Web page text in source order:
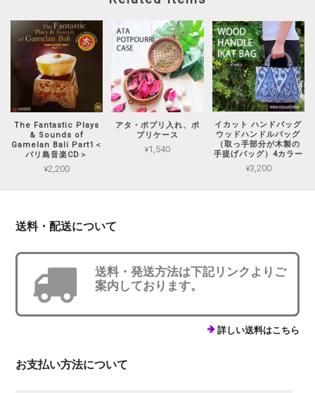
The Fantastic Plays
& Sounds of
Gamelan Bali Part1＜
バリ島音楽CD＞
¥2,200
アタ・ポプリ入れ、ポ
プリケース
¥1,540
イカット ハンドバッグ
ウッドハンドルバッグ
（取っ手部分が木製の
手提げバッグ）4カラー
¥3,200
送料・配送について
送料・発送方法は下記リンクよりご
案内しております。
詳しい送料はこちら
お支払い方法について